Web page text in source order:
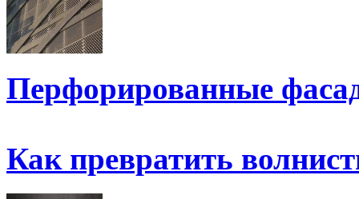
Перфорированные
Как превратить